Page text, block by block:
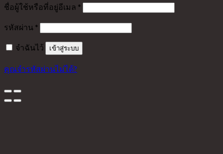
ชื่อผู้ใช้หรือที่อยู่อีเมล *
รหัสผ่าน *
จำฉันไว้ เข้าสู่ระบบ
คุณจำรหัสผ่านไม่ได้?